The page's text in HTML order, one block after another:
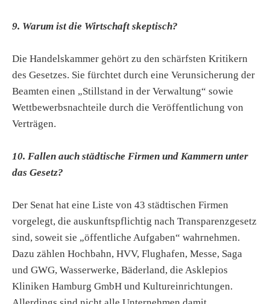
9. Warum ist die Wirtschaft skeptisch?
Die Handelskammer gehört zu den schärfsten Kritikern
des Gesetzes. Sie fürchtet durch eine Verunsicherung der
Beamten einen „Stillstand in der Verwaltung“ sowie
Wettbewerbsnachteile durch die Veröffentlichung von
Verträgen.
10. Fallen auch städtische Firmen und Kammern unter
das Gesetz?
Der Senat hat eine Liste von 43 städtischen Firmen
vorgelegt, die auskunftspflichtig nach Transparenzgesetz
sind, soweit sie „öffentliche Aufgaben“ wahrnehmen.
Dazu zählen Hochbahn, HVV, Flughafen, Messe, Saga
und GWG, Wasserwerke, Bäderland, die Asklepios
Kliniken Hamburg GmbH und Kultureinrichtungen.